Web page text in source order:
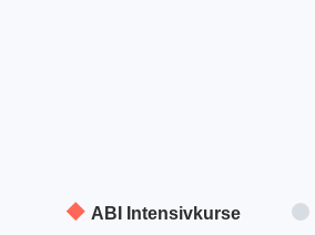
ABI Intensivkurse